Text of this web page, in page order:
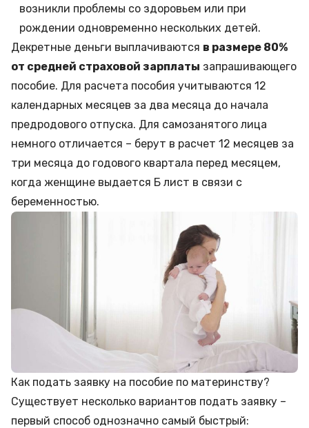
возникли проблемы со здоровьем или при
рождении одновременно нескольких детей.
Декретные деньги выплачиваются в размере 80%
от средней страховой зарплаты запрашивающего
пособие. Для расчета пособия учитываются 12
календарных месяцев за два месяца до начала
предродового отпуска. Для самозанятого лица
немного отличается – берут в расчет 12 месяцев за
три месяца до годового квартала перед месяцем,
когда женщине выдается Б лист в связи с
беременностью.
Как подать заявку на пособие по материнству?
Существует несколько вариантов подать заявку –
первый способ однозначно самый быстрый: